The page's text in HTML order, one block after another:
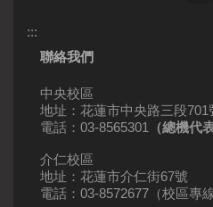
:::
聯絡我們
中央校區
地址：花蓮市中央路三段701
電話：03-8565301
（總機代
介仁校區
地址：花蓮市介仁街67號
電話：03-8572677（校區專線